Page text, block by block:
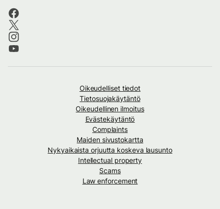
Oikeudelliset tiedot
Tietosuojakäytäntö
Oikeudellinen ilmoitus
Evästekäytäntö
Complaints
Maiden sivustokartta
Nykyaikaista orjuutta koskeva lausunto
Intellectual property
Scams
Law enforcement